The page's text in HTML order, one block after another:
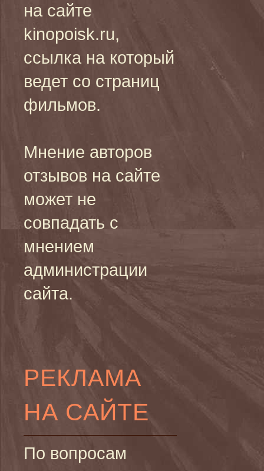
на сайте
kinopoisk.ru,
ссылка на который
ведет со страниц
фильмов.
Мнение авторов
отзывов на сайте
может не
совпадать с
мнением
администрации
сайта.
РЕКЛАМА
НА САЙТЕ
По вопросам